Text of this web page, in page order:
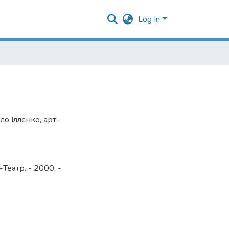
Log In
Іллєнко, арт-
- 2000. -